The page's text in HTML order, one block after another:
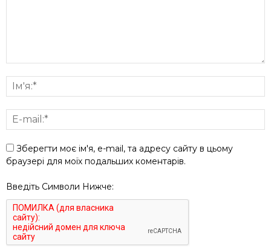
Зберегти моє ім'я, e-mail, та адресу сайту в цьому
браузері для моїх подальших коментарів.
Введіть Символи Нижче: